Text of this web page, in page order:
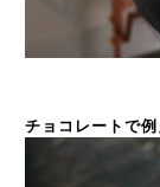
チョコレートで